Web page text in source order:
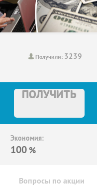
Получили: 3239
ПОЛУЧИТЬ
Экономия:
100 %
Вопросы по акции